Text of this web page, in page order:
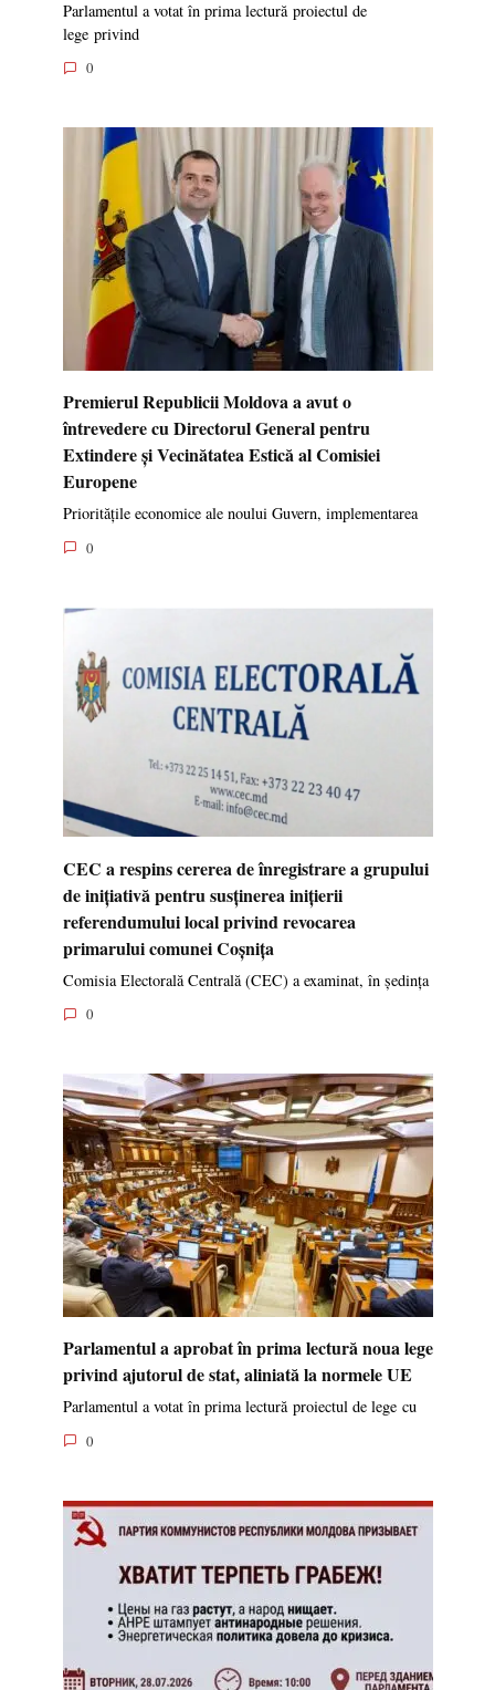
Parlamentul a votat în prima lectură proiectul de
lege privind
0
Premierul Republicii Moldova a avut o
întrevedere cu Directorul General pentru
Extindere și Vecinătatea Estică al Comisiei
Europene
Prioritățile economice ale noului Guvern, implementarea
0
CEC a respins cererea de înregistrare a grupului
de inițiativă pentru susținerea inițierii
referendumului local privind revocarea
primarului comunei Coșnița
Comisia Electorală Centrală (CEC) a examinat, în ședința
0
Parlamentul a aprobat în prima lectură noua lege
privind ajutorul de stat, aliniată la normele UE
Parlamentul a votat în prima lectură proiectul de lege cu
0